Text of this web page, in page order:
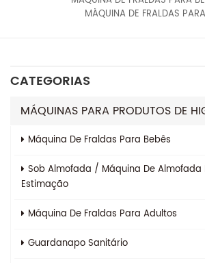
CATEGORIAS
MÁQUINAS PARA PRODUTOS DE
Máquina De Fraldas Para Bebês
Sob Almofada / Máquina De Almofada
Estimação
Máquina De Fraldas Para Adultos
Guardanapo Sanitário